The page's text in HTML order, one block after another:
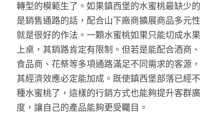
轉型的模範生了。如果鎮西堡的水蜜桃最缺少的
是銷售通路的話，配合山下廠商擴展商品多元性
就是很好的作法。一顆水蜜桃如果只能切成水果
上桌，其銷路肯定有限制。但若是能配合酒商、
食品商、花祭等多項通路滿足不同需求的客源，
其經濟效應必定能加成。既使鎮西堡部落已經不
種水蜜桃了，這樣的行銷方式也能夠提升客群廣
度，讓自己的產品能夠更受矚目。